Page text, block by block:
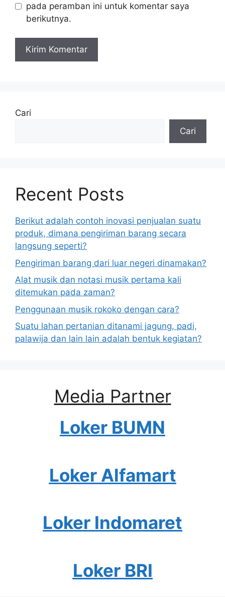
pada peramban ini untuk komentar saya
berikutnya.
Cari
Cari
Recent Posts
Berikut adalah contoh inovasi penjualan suatu
produk, dimana pengiriman barang secara
langsung seperti?
Pengiriman barang dari luar negeri dinamakan?
Alat musik dan notasi musik pertama kali
ditemukan pada zaman?
Penggunaan musik rokoko dengan cara?
Suatu lahan pertanian ditanami jagung, padi,
palawija dan lain lain adalah bentuk kegiatan?
Media Partner
Loker BUMN
Loker Alfamart
Loker Indomaret
Loker BRI